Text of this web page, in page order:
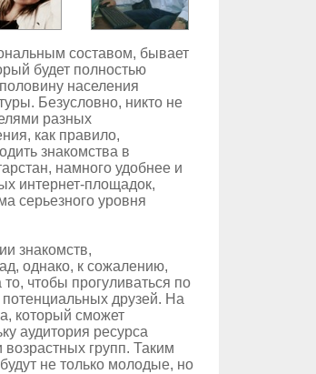
составом, бывает
будет полностью
населения
Безусловно, никто не
разных
как правило,
знакомства в
намного удобнее и
интернет-площадок,
серьезного уровня
знакомств,
однако, к сожалению,
чтобы прогуливаться по
друзей. На
который сможет
аудитория ресурса
групп. Таким
не только молодые, но